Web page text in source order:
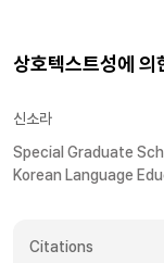
상호텍스트성에 의
신소라
Special Graduate
Korean Language
Citations